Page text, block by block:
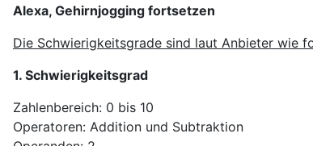
Alexa, Gehirnjogging fortsetzen
Die Schwierigkeitsgrade sind laut Anbieter wie
1. Schwierigkeitsgrad
Zahlenbereich: 0 bis 10
Operatoren: Addition und Subtraktion